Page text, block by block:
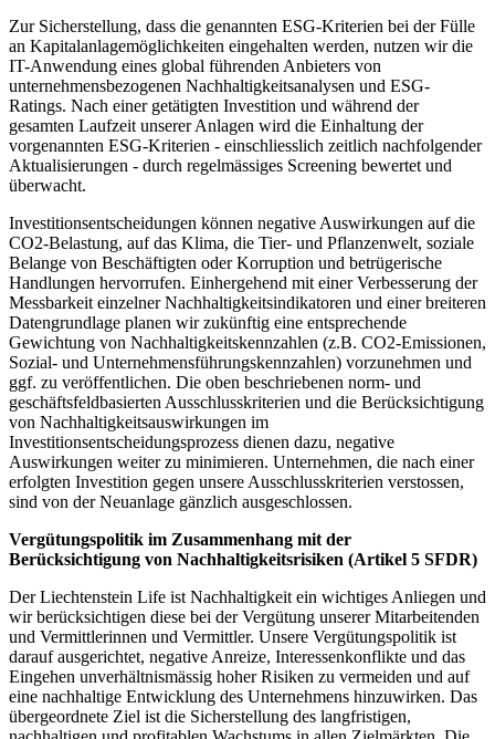
Zur Sicherstellung, dass die genannten ESG-Kriterien bei der Fülle
an Kapitalanlagemöglichkeiten eingehalten werden, nutzen wir die
IT-Anwendung eines global führenden Anbieters von
unternehmensbezogenen Nachhaltigkeitsanalysen und ESG-
Ratings. Nach einer getätigten Investition und während der
gesamten Laufzeit unserer Anlagen wird die Einhaltung der
vorgenannten ESG-Kriterien - einschliesslich zeitlich nachfolgender
Aktualisierungen - durch regelmässiges Screening bewertet und
überwacht.
Investitionsentscheidungen können negative Auswirkungen auf die
CO2-Belastung, auf das Klima, die Tier- und Pflanzenwelt, soziale
Belange von Beschäftigten oder Korruption und betrügerische
Handlungen hervorrufen. Einhergehend mit einer Verbesserung der
Messbarkeit einzelner Nachhaltigkeitsindikatoren und einer breiteren
Datengrundlage planen wir zukünftig eine entsprechende
Gewichtung von Nachhaltigkeitskennzahlen (z.B. CO2-Emissionen,
Sozial- und Unternehmensführungskennzahlen) vorzunehmen und
ggf. zu veröffentlichen. Die oben beschriebenen norm- und
geschäftsfeldbasierten Ausschlusskriterien und die Berücksichtigung
von Nachhaltigkeitsauswirkungen im
Investitionsentscheidungsprozess dienen dazu, negative
Auswirkungen weiter zu minimieren. Unternehmen, die nach einer
erfolgten Investition gegen unsere Ausschlusskriterien verstossen,
sind von der Neuanlage gänzlich ausgeschlossen.
Vergütungspolitik im Zusammenhang mit der
Berücksichtigung von Nachhaltigkeitsrisiken (Artikel 5 SFDR)
Der Liechtenstein Life ist Nachhaltigkeit ein wichtiges Anliegen und
wir berücksichtigen diese bei der Vergütung unserer Mitarbeitenden
und Vermittlerinnen und Vermittler. Unsere Vergütungspolitik ist
darauf ausgerichtet, negative Anreize, Interessenkonflikte und das
Eingehen unverhältnismässig hoher Risiken zu vermeiden und auf
eine nachhaltige Entwicklung des Unternehmens hinzuwirken. Das
übergeordnete Ziel ist die Sicherstellung des langfristigen,